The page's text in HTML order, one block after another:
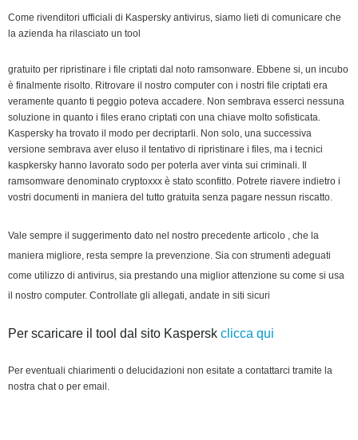
Come rivenditori ufficiali di Kaspersky antivirus, siamo lieti di comunicare che
la azienda ha rilasciato un tool
gratuito per ripristinare i file criptati dal noto ramsonware. Ebbene si, un incubo
è finalmente risolto. Ritrovare il nostro computer con i nostri file criptati era
veramente quanto ti peggio poteva accadere. Non sembrava esserci nessuna
soluzione in quanto i files erano criptati con una chiave molto sofisticata.
Kaspersky ha trovato il modo per decriptarli. Non solo, una successiva
versione sembrava aver eluso il tentativo di ripristinare i files, ma i tecnici
kaspkersky hanno lavorato sodo per poterla aver vinta sui criminali. Il
ramsomware denominato cryptoxxx è stato sconfitto. Potrete riavere indietro i
vostri documenti in maniera del tutto gratuita senza pagare nessun riscatto.
Vale sempre il suggerimento dato nel nostro precedente articolo , che la
maniera migliore, resta sempre la prevenzione. Sia con strumenti adeguati
come utilizzo di antivirus, sia prestando una miglior attenzione su come si usa
il nostro computer. Controllate gli allegati, andate in siti sicuri
Per scaricare il tool dal sito Kaspersk clicca qui
Per eventuali chiarimenti o delucidazioni non esitate a contattarci tramite la
nostra chat o per email.